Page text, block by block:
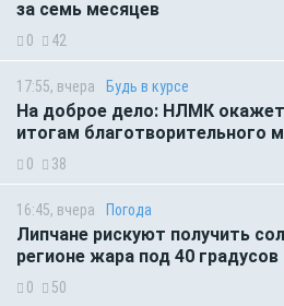
за семь месяцев
0 42
17:55, вчера Будь в курсе
На доброе дело: НЛМК
итогам благотворительного
0 38
16:45, вчера Погода
Липчане рискуют получить
регионе жара под 40 градусов
0 50